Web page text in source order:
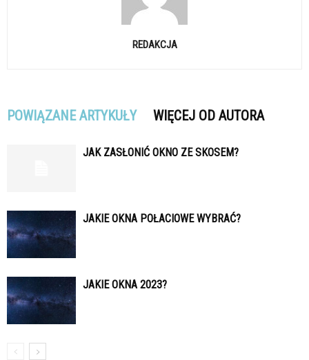
REDAKCJA
POWIĄZANE ARTYKUŁY WIĘCEJ OD AUTORA
JAK ZASŁONIĆ OKNO ZE SKOSEM?
JAKIE OKNA POŁACIOWE WYBRAĆ?
JAKIE OKNA 2023?